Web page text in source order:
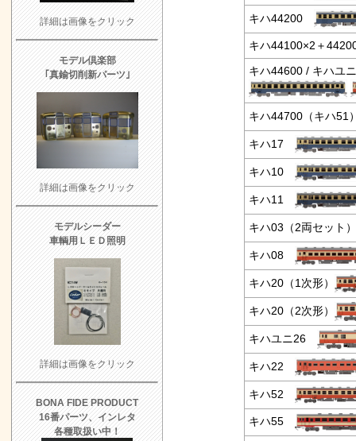
キハ44200
キハ44100×2＋
キハ44600 / キハユ
キハ44700（キハ51
キハ17
キハ10
キハ11
キハ03（2両セット）
キハ08
キハ20（1次形）
キハ20（2次形）
キハユニ26
キハ22
キハ52
キハ55
詳細は画像をクリック
モデル倶楽部
｢真鍮切削新パーツ｣
詳細は画像をクリック
モデルシーダー
車輌用ＬＥＤ照明
詳細は画像をクリック
BONA FIDE PRODUCT
16番パーツ、インレタ
各種取扱い中！